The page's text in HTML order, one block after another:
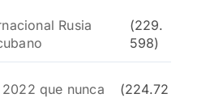
Rusia
(229.
598)
que nunca
(224.72